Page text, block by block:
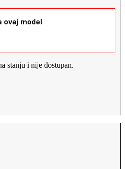
ovaj model
stanju i nije dostupan.